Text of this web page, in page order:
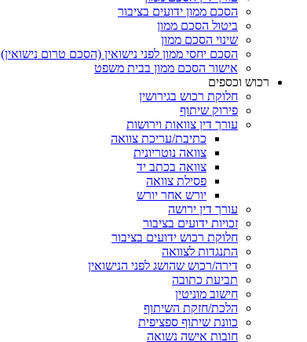
הסכם ממון ידועים בציבור
ביטול הסכם ממון
שינוי הסכם ממון
הסכם יחסי ממון לפני נישואין (הסכם טרום נישואין)
אישור הסכם ממון בבית משפט
רכוש וכספים
חלוקת רכוש בגירושין
פירוק שיתוף
עורך דין צוואות וירושות
כתיבת/עריכת צוואה
צוואה נוטריונית
צוואה בכתב יד
פסילת צוואה
יורש אחר יורש
עורך דין ירושה
זכויות ידועים בציבור
חלוקת רכוש ידועים בציבור
התנגדות לצוואה
דירה/רכוש שהושג לפני הנישואין
תביעת כתובה
חישוב מוניטין
הלכת/חזקת השיתוף
כוונת שיתוף ספציפית
חובות אישה נשואה